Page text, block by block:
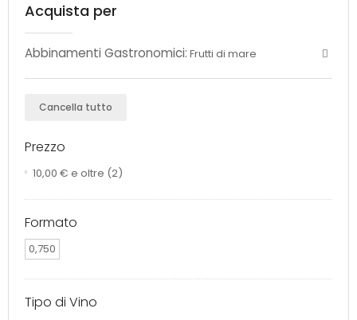
Acquista per
Abbinamenti Gastronomici: Frutti di mare
Cancella tutto
Prezzo
10,00 € e oltre (2)
Formato
0,750
Tipo di Vino